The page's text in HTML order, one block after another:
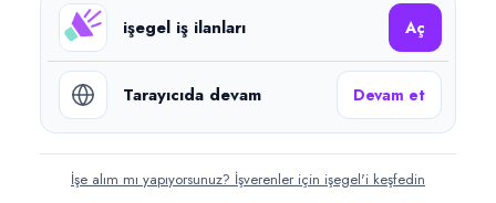
işegel iş ilanları Aç
Tarayıcıda devam Devam et
İşe alım mı yapıyorsunuz? İşverenler için işegel'i keşfedin